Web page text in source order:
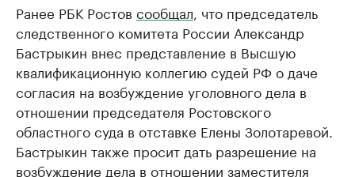
Ранее РБК Ростов сообщал , что председатель
следственного комитета России Александр
Бастрыкин внес представление в Высшую
квалификационную коллегию судей РФ о даче
согласия на возбуждение уголовного дела в
отношении председателя Ростовского
областного суда в отставке Елены Золотаревой.
Бастрыкин также просит дать разрешение на
возбуждение дела в отношении заместителя